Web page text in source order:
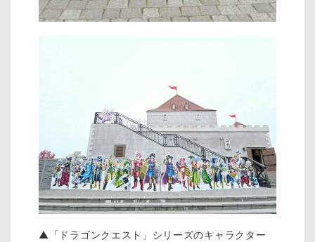
▲「ドラゴンクエスト」シリーズのキャラクター